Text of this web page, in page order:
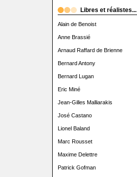
Libres et réalistes...
Alain de Benoist
Anne Brassié
Arnaud Raffard de Brienne
Bernard Antony
Bernard Lugan
Eric Miné
Jean-Gilles Malliarakis
José Castano
Lionel Baland
Marc Rousset
Maxime Delettre
Patrick Gofman